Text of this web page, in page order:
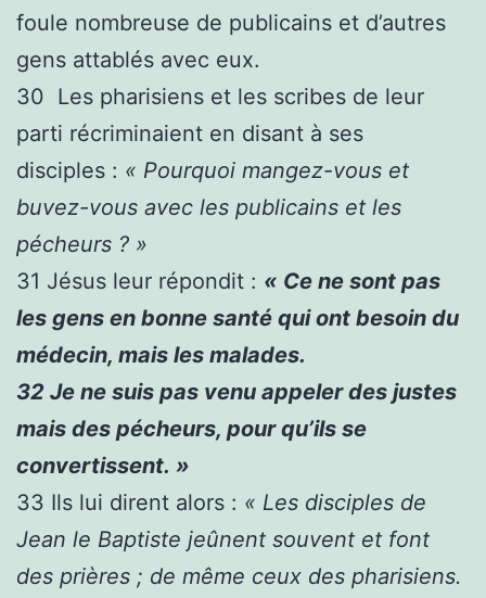
foule nombreuse de publicains et d’autres
gens attablés avec eux.
30 Les pharisiens et les scribes de leur
parti récriminaient en disant à ses
disciples : « Pourquoi mangez-vous et
buvez-vous avec les publicains et les
pécheurs ? »
31 Jésus leur répondit : « Ce ne sont pas
les gens en bonne santé qui ont besoin du
médecin, mais les malades.
32 Je ne suis pas venu appeler des justes
mais des pécheurs, pour qu’ils se
convertissent. »
33 Ils lui dirent alors : « Les disciples de
Jean le Baptiste jeûnent souvent et font
des prières ; de même ceux des pharisiens.